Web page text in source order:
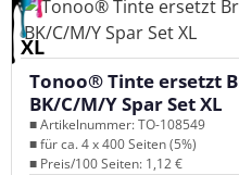
XL
Tonoo® Tinte ersetzt
BK/C/M/Y Spar Set XL
■ Artikelnummer: TO-108549
■ für ca. 4 x 400 Seiten (5%)
■ Preis/100 Seiten: 1,12 €